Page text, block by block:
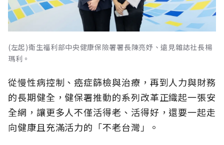
(左起)衛生福利部中央健康保險署署長陳亮妤、遠見雜誌社長楊
瑪利。
從慢性病控制、癌症篩檢與治療，再到人力與財務
的長期健全，健保署推動的系列改革正織起一張安
全網，讓更多人不僅活得老、活得好，還要一起走
向健康且充滿活力的「不老台灣」。